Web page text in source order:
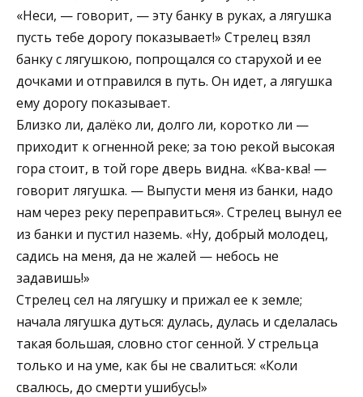
«Неси, — говорит, — эту банку в руках, а лягушка
пусть тебе дорогу показывает!» Стрелец взял
банку с лягушкою, попрощался со старухой и ее
дочками и отправился в путь. Он идет, а лягушка
ему дорогу показывает.
Близко ли, далёко ли, долго ли, коротко ли —
приходит к огненной реке; за тою рекой высокая
гора стоит, в той горе дверь видна. «Ква-ква! —
говорит лягушка. — Выпусти меня из банки, надо
нам через реку переправиться». Стрелец вынул ее
из банки и пустил наземь. «Ну, добрый молодец,
садись на меня, да не жалей — небось не
задавишь!»
Стрелец сел на лягушку и прижал ее к земле;
начала лягушка дуться: дулась, дулась и сделалась
такая большая, словно стог сенной. У стрельца
только и на уме, как бы не свалиться: «Коли
свалюсь, до смерти ушибусь!»